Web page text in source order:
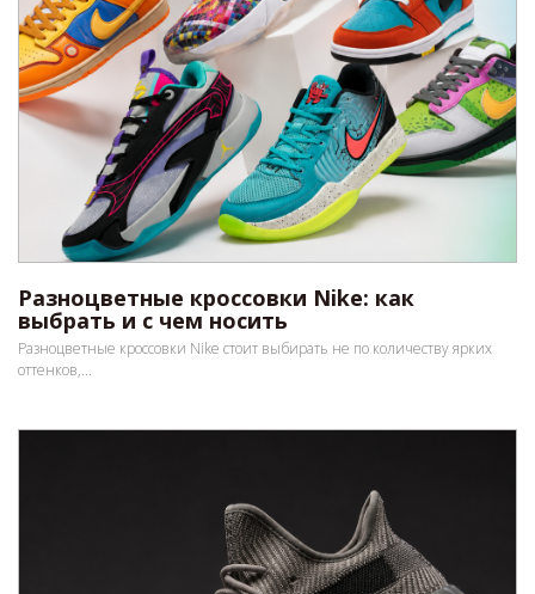
Разноцветные кроссовки Nike: как
выбрать и с чем носить
Разноцветные кроссовки Nike стоит выбирать не по количеству ярких
оттенков,...